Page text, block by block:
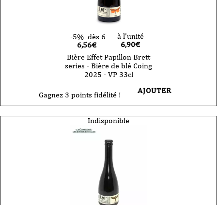
-5% dès 6
6,56€
à l'unité
6,90€
Bière Effet Papillon Brett
series - Bière de blé Coing
2025 - VP 33cl
Gagnez 3 points fidélité ! AJOUTER
Indisponible